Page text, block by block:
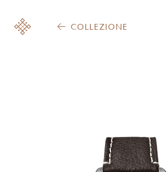
COLLEZIONE